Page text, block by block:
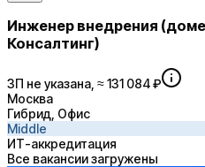
Инженер внедрения
Консалтинг)
ЗП не указана, ≈ 131 084 ₽
Москва
Гибрид, Офис
Middle
ИТ-аккредитация
Все вакансии загружены